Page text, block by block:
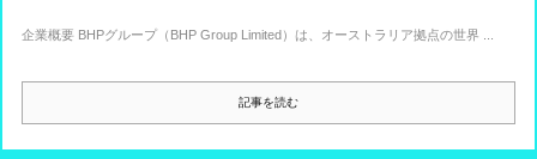
企業概要 BHPグループ（BHP Group Limited）は、オーストラリア拠点の世界 ...
記事を読む